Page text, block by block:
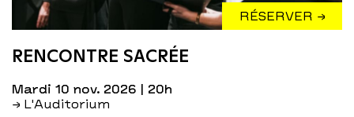
RÉSERVER →
RENCONTRE SACRÉE
mardi 10 nov. 2026 | 20h
→ L'Auditorium